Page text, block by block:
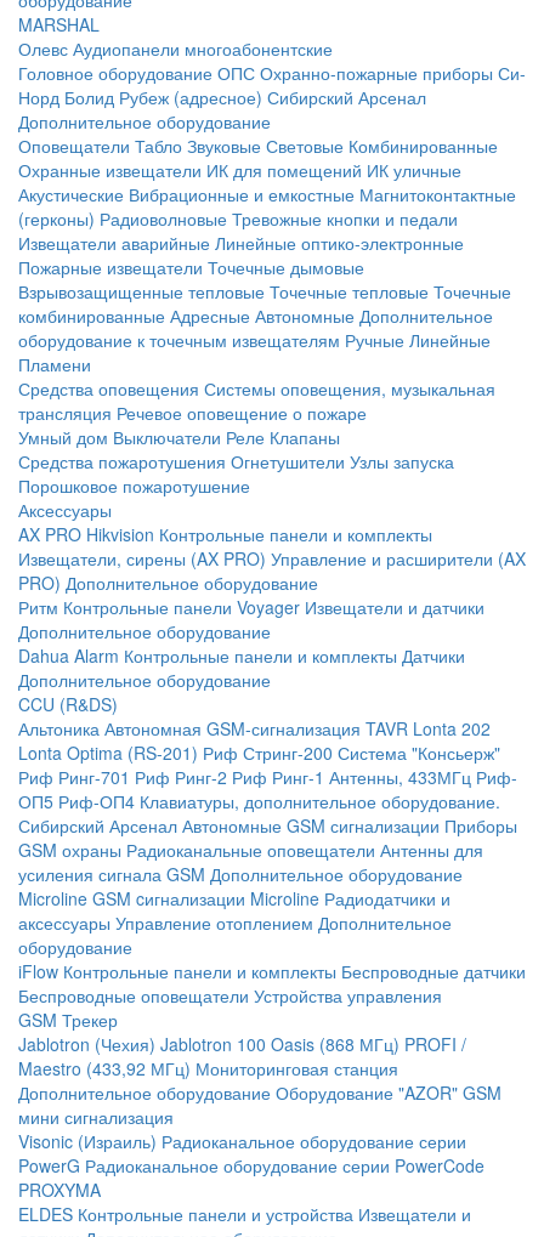
MARSHAL
Олевс Аудиопанели многоабонентские
Головное оборудование ОПС Охранно-пожарные приборы Си-
Норд Болид Рубеж (адресное) Сибирский Арсенал
Дополнительное оборудование
Оповещатели Табло Звуковые Световые Комбинированные
Охранные извещатели ИК для помещений ИК уличные
Акустические Вибрационные и емкостные Магнитоконтактные
(герконы) Радиоволновые Тревожные кнопки и педали
Извещатели аварийные Линейные оптико-электронные
Пожарные извещатели Точечные дымовые
Взрывозащищенные тепловые Точечные тепловые Точечные
комбинированные Адресные Автономные Дополнительное
оборудование к точечным извещателям Ручные Линейные
Пламени
Средства оповещения Системы оповещения, музыкальная
трансляция Речевое оповещение о пожаре
Умный дом Выключатели Реле Клапаны
Средства пожаротушения Огнетушители Узлы запуска
Порошковое пожаротушение
Аксессуары
AX PRO Hikvision Контрольные панели и комплекты
Извещатели, сирены (AX PRO) Управление и расширители (AX
PRO) Дополнительное оборудование
Ритм Контрольные панели Voyager Извещатели и датчики
Дополнительное оборудование
Dahua Alarm Контрольные панели и комплекты Датчики
Дополнительное оборудование
CCU (R&DS)
Альтоника Автономная GSM-сигнализация TAVR Lonta 202
Lonta Optima (RS-201) Риф Стринг-200 Система "Консьерж"
Риф Ринг-701 Риф Ринг-2 Риф Ринг-1 Антенны, 433МГц Риф-
ОП5 Риф-ОП4 Клавиатуры, дополнительное оборудование.
Сибирский Арсенал Автономные GSM сигнализации Приборы
GSM охраны Радиоканальные оповещатели Антенны для
усиления сигнала GSM Дополнительное оборудование
Microline GSM cигнализации Microline Радиодатчики и
аксессуары Управление отоплением Дополнительное
оборудование
iFlow Контрольные панели и комплекты Беспроводные датчики
Беспроводные оповещатели Устройства управления
GSM Трекер
Jablotron (Чехия) Jablotron 100 Oasis (868 МГц) PROFI /
Maestro (433,92 МГц) Мониторинговая станция
Дополнительное оборудование Оборудование "AZOR" GSM
мини сигнализация
Visonic (Израиль) Радиоканальное оборудование серии
PowerG Радиоканальное оборудование серии PowerCode
PROXYMA
ELDES Контрольные панели и устройства Извещатели и